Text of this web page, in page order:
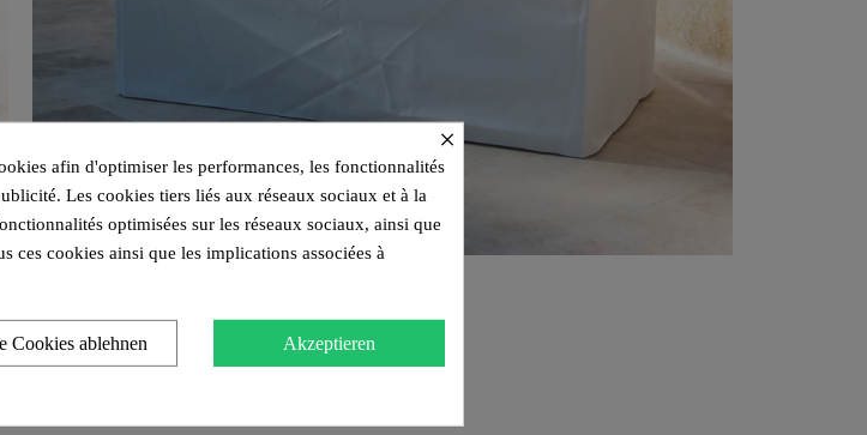
×
afin d'optimiser les performances, les fonctionnalités
Les cookies tiers liés aux réseaux sociaux et à la
optimisées sur les réseaux sociaux, ainsi que
ces cookies ainsi que les implications associées à
Akzeptieren
Cookies ablehnen